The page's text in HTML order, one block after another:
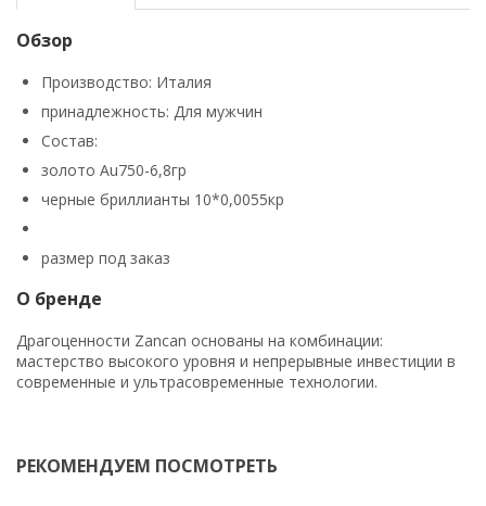
Обзор
Производство: Италия
принадлежность: Для мужчин
Состав:
золото Au750-6,8гр
черные бриллианты 10*0,0055кр
размер под заказ
О бренде
Драгоценности Zancan основаны на комбинации:
мастерство высокого уровня и непрерывные инвестиции в
современные и ультрасовременные технологии.
РЕКОМЕНДУЕМ ПОСМОТРЕТЬ